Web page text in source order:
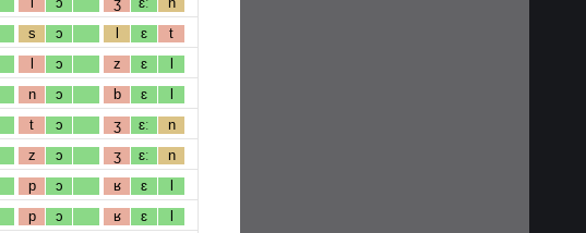
s ɔ l ɛ t
l ɔ z ɛ l
n ɔ b ɛ l
t ɔ ʒ ɛː n
z ɔ ʒ ɛː n
p ɔ ʁ ɛ l
p ɔ ʁ ɛ l